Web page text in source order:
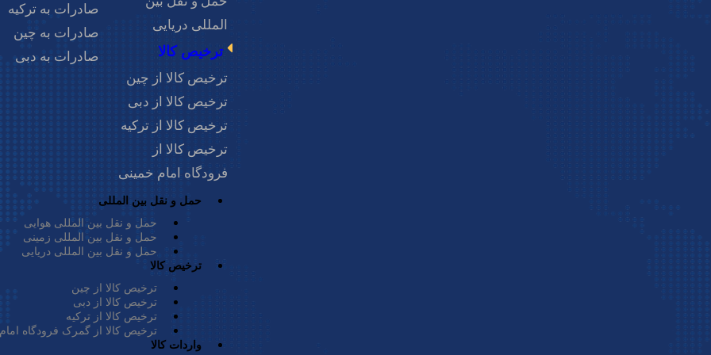
المللی دریایی
ترخیص کالا از چین
ترخیص کالا از دبی
ترخیص کالا از ترکیه
ترخیص کالا از
فرودگاه امام خمینی
ترخیص کالا
صادرات به ترکیه
صادرات به چین
صادرات به دبی
حمل و نقل بین المللی
حمل و نقل بین المللی هوایی
حمل و نقل بین المللی زمینی
حمل و نقل بین المللی دریایی
ترخیص کالا
ترخیص کالا از چین
ترخیص کالا از دبی
ترخیص کالا از ترکیه
ترخیص کالا از گمرک فرودگاه
واردات کالا
سریع‌ترین گزینه برای حمل بار از هند به ایران است و برای کالاهای با ارزش بالا، فاسدشدنی،
مناسب برای کالاهای حساس به زمان: ایده‌آل برای نمونه کالاها، قطعات یدکی فوری، دارو و محصولات
هزینه بسیار بالا: گران‌ترین روش حمل است، به ویژه برای بارهای حجیم و سنگین.
محدودیت در حجم و وزن: هواپیماهای باری دارای محدودیت‌هایی در وزن و ابعاد بار هستند.